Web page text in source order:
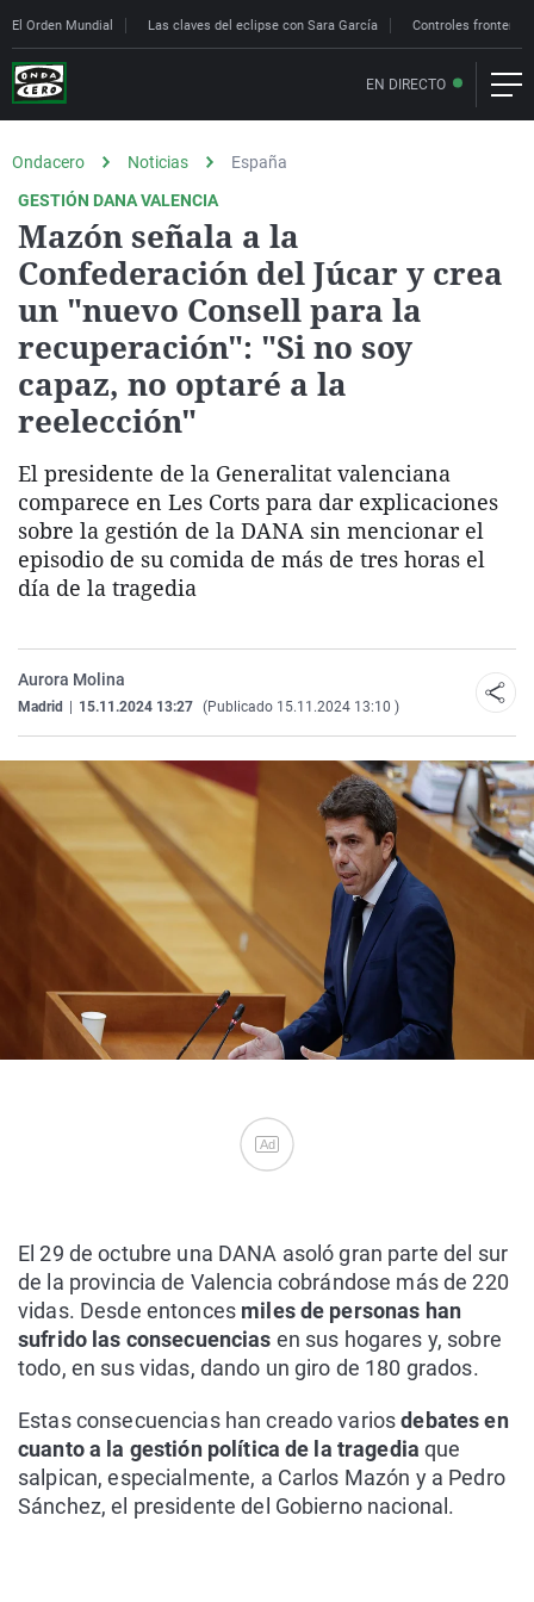
El Orden Mundial Las claves del eclipse con Sara García Controles
EN DIRECTO
Ondacero Noticias
España
GESTIÓN DANA VALENCIA
Mazón señala a la
Confederación del Júcar y crea
un "nuevo Consell para la
recuperación": "Si no soy
capaz, no optaré a la
reelección"
El presidente de la Generalitat valenciana
comparece en Les Corts para dar explicaciones
sobre la gestión de la DANA sin mencionar el
episodio de su comida de más de tres horas el
día de la tragedia
Aurora Molina
Madrid 15.11.2024 13:27 (Publicado 15.11.2024 13:10 )
Ad
El 29 de octubre una DANA asoló gran parte del sur
de la provincia de Valencia cobrándose más de 220
vidas. Desde entoncesmiles de personas han
sufrido las consecuencias en sus hogares y, sobre
todo, en sus vidas, dando un giro de 180 grados.
Estas consecuencias han creado variosdebates en
cuanto a la gestión política de la tragediaque
salpican, especialmente, a Carlos Mazón y a Pedro
Sánchez, el presidente del Gobierno nacional.